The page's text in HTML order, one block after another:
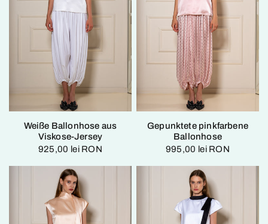
Weiße Ballonhose aus
Viskose-Jersey
925,00 lei RON
Gepunktete pinkfarbene
Ballonhose
995,00 lei RON